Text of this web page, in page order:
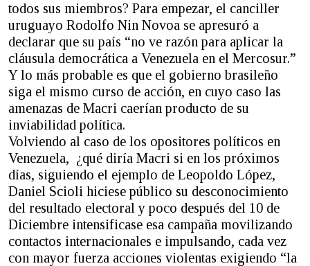
todos sus miembros? Para empezar, el canciller
uruguayo Rodolfo Nin Novoa se apresuró a
declarar que su país “no ve razón para aplicar la
cláusula democrática a Venezuela en el Mercosur.”
Y lo más probable es que el gobierno brasileño
siga el mismo curso de acción, en cuyo caso las
amenazas de Macri caerían producto de su
inviabilidad política.
Volviendo al caso de los opositores políticos en
Venezuela, ¿qué diría Macri si en los próximos
días, siguiendo el ejemplo de Leopoldo López,
Daniel Scioli hiciese público su desconocimiento
del resultado electoral y poco después del 10 de
Diciembre intensificase esa campaña movilizando
contactos internacionales e impulsando, cada vez
con mayor fuerza acciones violentas exigiendo “la